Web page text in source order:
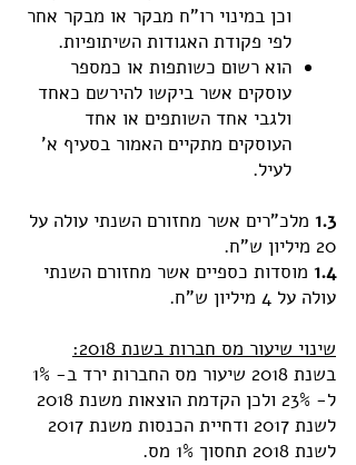
וכן במינוי רו"ח מבקר או מבקר אחר
לפי פקודת האגודות השיתופיות.
הוא רשום כשותפות או כמספר
עוסקים אשר ביקשו להירשם כאחד
ולגבי אחד השותפים או אחד
העוסקים מתקיים האמור בסעיף א'
לעיל.
1.3 מלכ"רים אשר מחזורם השנתי עולה על
20 מיליון ש"ח.
1.4 מוסדות כספיים אשר מחזורם השנתי
עולה על 4 מיליון ש"ח.
שינוי שיעור מס חברות בשנת 2018:
בשנת 2018 שיעור מס החברות ירד ב- 1%
ל- 23% ולכן הקדמת הוצאות משנת 2018
לשנת 2017 ודחיית הכנסות משנת 2017
לשנת 2018 תחסוך 1% מס.